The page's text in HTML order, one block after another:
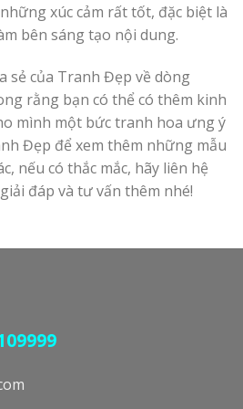
xúc cảm rất tốt, đặc biệt là
bên sáng tạo nội dung.
sẻ của Tranh Đẹp về dòng
rằng bạn có thể có thêm kinh
mình một bức tranh hoa ưng ý
Đẹp để xem thêm những mẫu
nếu có thắc mắc, hãy liên hệ
đáp và tư vấn thêm nhé!